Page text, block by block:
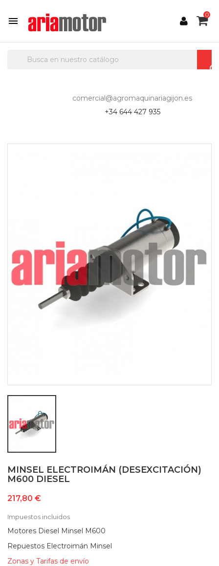

0
comercial@agromaquinariagijon.es
+34 644 427 935
MINSEL ELECTROIMÁN (DESEXCITACIÓN)
M600 DIESEL
217,80 €
Impuestos incluidos
Motores Diesel Minsel M600
Repuestos Electroimán Minsel
Zonas y Tarifas de envío